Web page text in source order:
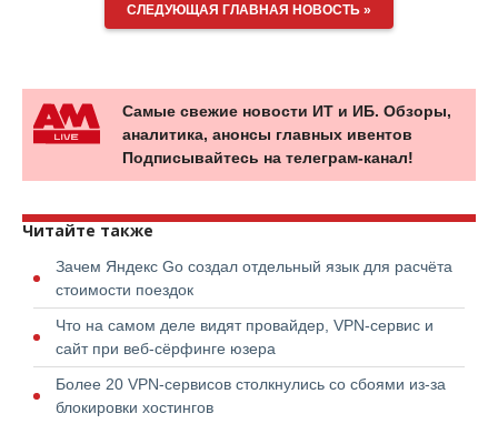
СЛЕДУЮЩАЯ ГЛАВНАЯ НОВОСТЬ »
Самые свежие новости ИТ и ИБ. Обзоры,
аналитика, анонсы главных ивентов
Подписывайтесь на телеграм-канал!
Читайте также
Зачем Яндекс Go создал отдельный язык для расчёта
стоимости поездок
Что на самом деле видят провайдер, VPN-сервис и
сайт при веб-сёрфинге юзера
Более 20 VPN-сервисов столкнулись со сбоями из-за
блокировки хостингов